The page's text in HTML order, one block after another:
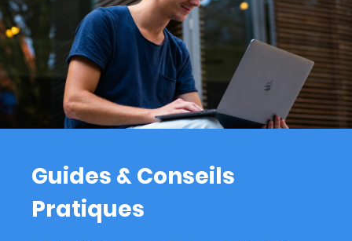
Guides & Conseils
Pratiques